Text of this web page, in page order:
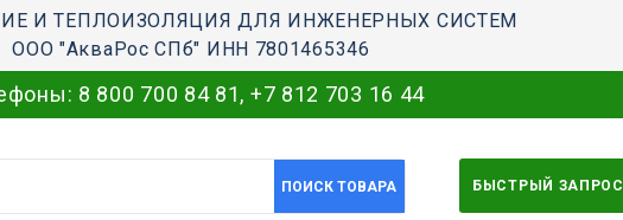
И ТЕПЛОИЗОЛЯЦИЯ ДЛЯ ИНЖЕНЕРНЫХ СИСТЕМ
ООО "АкваРос СПб" ИНН 7801465346
8 800 700 84 81, +7 812 703 16 44
ПОИСК ТОВАРА БЫСТРЫЙ ЗАПРОС